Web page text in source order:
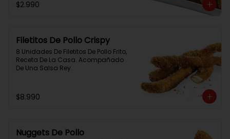
$2.990
Filetitos De Pollo Crispy
8 Unidades De Filetitos De Pollo Frito,
Receta De La Casa. Acompañado
De Una Salsa Rey.
$8.990
Nuggets De Pollo